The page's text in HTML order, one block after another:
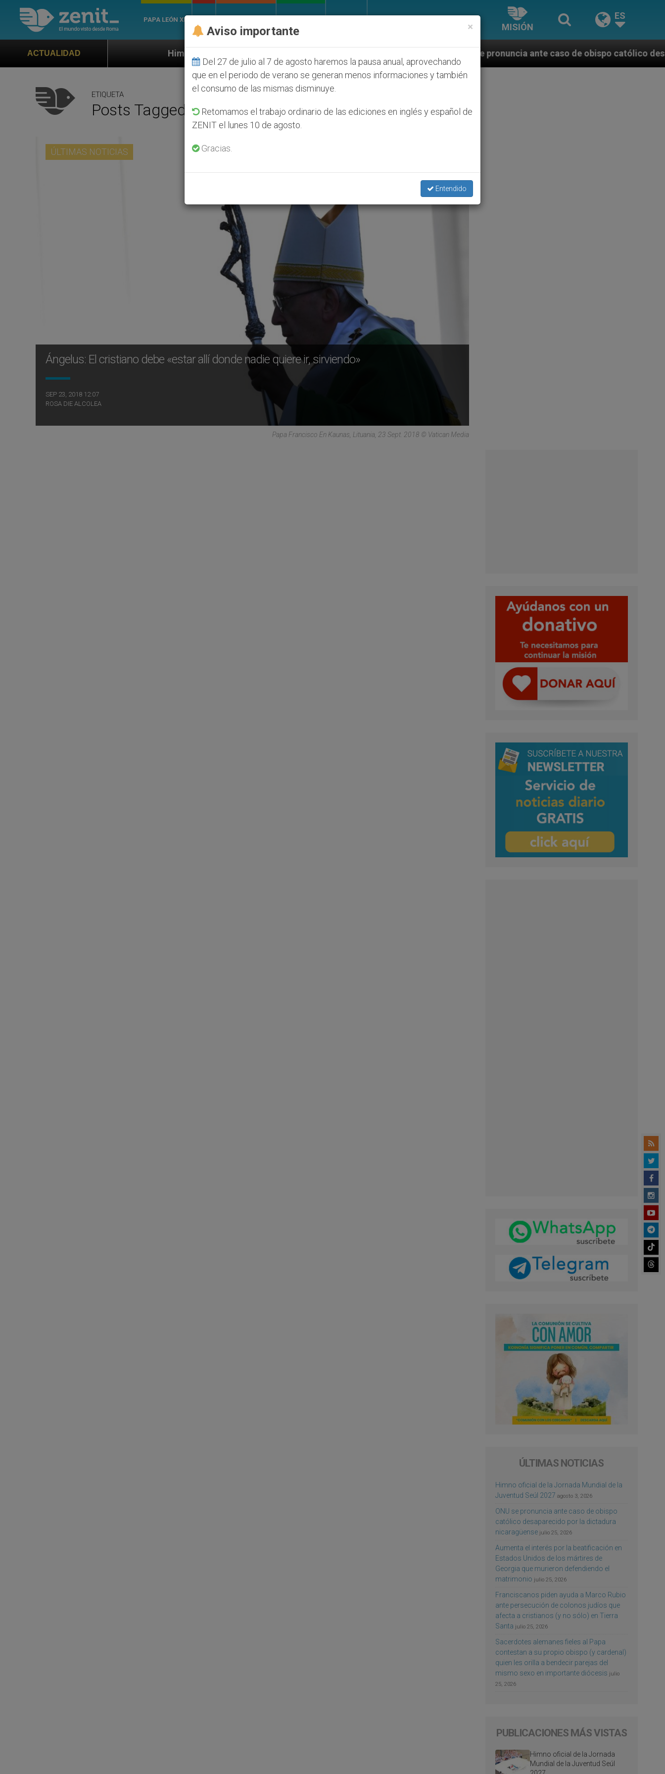
PAPA LEÓN XIV
MISIÓN
ES
ACTUALIDAD Himno oficial de la Jornada Mundial de la Juventud Seúl 2027 ONU se pronuncia ante caso de obispo católico desaparecido por la
ETIQUETA
Posts Tagged ‘gueto’
ÚLTIMAS NOTICIAS
Ángelus: El cristiano debe «estar allí donde nadie quiere ir, sirviendo»
SEP 23, 2018 12:07
ROSA DIE ALCOLEA
Papa Francisco En Kaunas, Lituania, 23 Sept. 2018 © Vatican Media
ÚLTIMAS NOTICIAS
Himno oficial de la Jornada Mundial de la
Juventud Seúl 2027 agosto 3, 2026
ONU se pronuncia ante caso de obispo
católico desaparecido por la dictadura
nicaragüense julio 25, 2026
Aumenta el interés por la beatificación en
Estados Unidos de los mártires de
Georgia que murieron defendiendo el
matrimonio julio 25, 2026
Franciscanos piden ayuda a Marco Rubio
ante persecución de colonos judíos que
afecta a cristianos (y no sólo) en Tierra
Santa julio 25, 2026
Sacerdotes alemanes fieles al Papa
contestan a su propio obispo (y cardenal)
quien les orilla a bendecir parejas del
mismo sexo en importante diócesis julio
25, 2026
PUBLICACIONES MÁS VISTAS
Himno oficial de la Jornada
Mundial de la Juventud Seúl
×
Aviso importante
Del 27 de julio al 7 de agosto haremos la pausa anual, aprovechando
que en el periodo de verano se generan menos informaciones y también
el consumo de las mismas disminuye.
Retomamos el trabajo ordinario de las ediciones en inglés y español de
ZENIT el lunes 10 de agosto.
Gracias.
Entendido